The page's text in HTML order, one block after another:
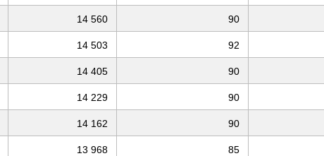
14 560 90
14 503 92
14 405 90
14 229 90
14 162 90
13 968 85